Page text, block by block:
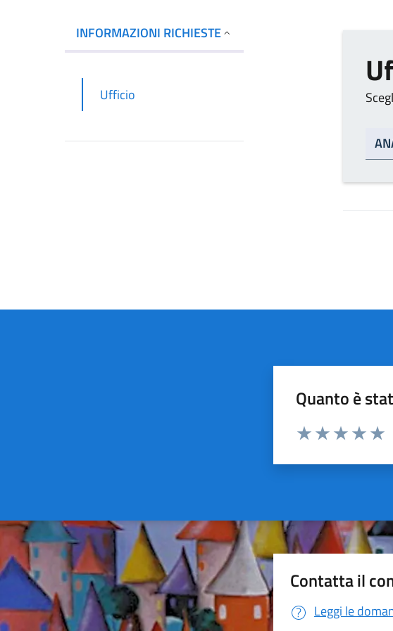
INFORMAZIONI RICHIESTE
Ufficio
Quanto è
Valuta da 1 a 5 stelle la
Contatta il
Leggi le